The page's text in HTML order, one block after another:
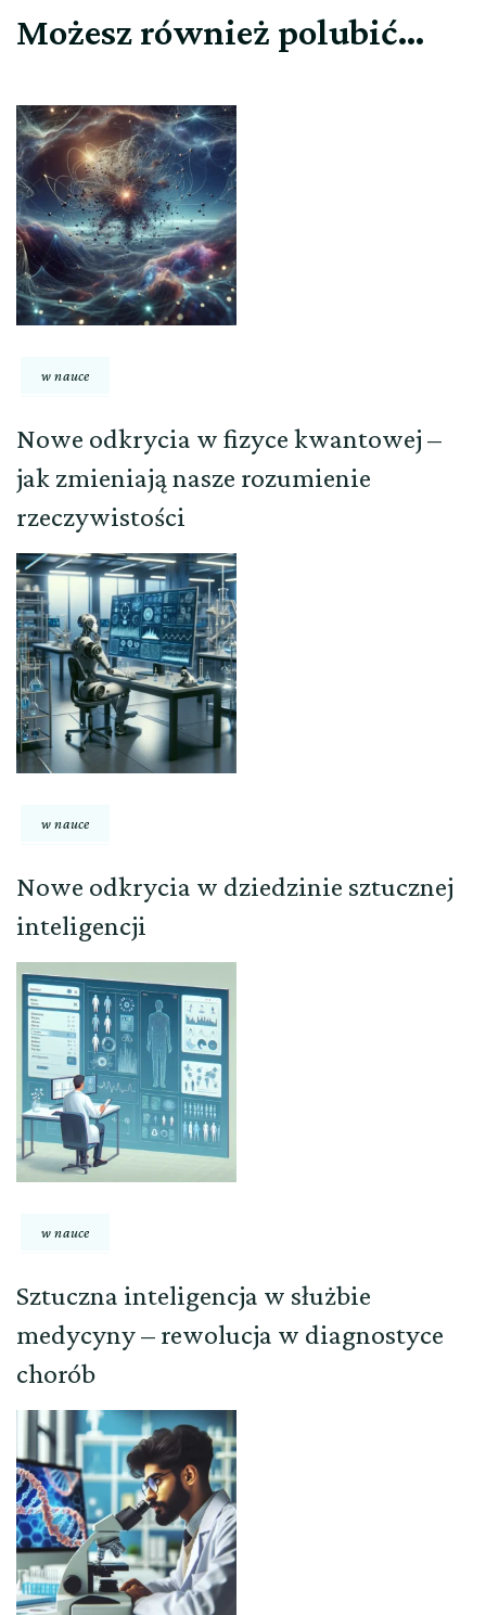
Możesz również polubić…
w nauce
Nowe odkrycia w fizyce kwantowej –
jak zmieniają nasze rozumienie
rzeczywistości
w nauce
Nowe odkrycia w dziedzinie sztucznej
inteligencji
w nauce
Sztuczna inteligencja w służbie
medycyny – rewolucja w diagnostyce
chorób